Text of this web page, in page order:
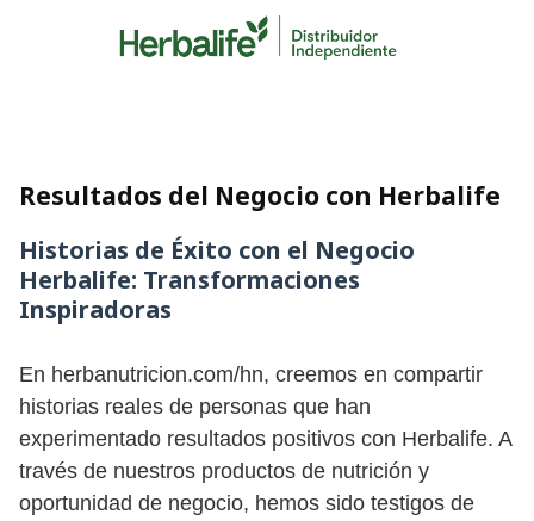
Resultados del Negocio con Herbalife
Historias de Éxito con el Negocio
Herbalife: Transformaciones
Inspiradoras
En herbanutricion.com/hn, creemos en compartir
historias reales de personas que han
experimentado resultados positivos con Herbalife. A
través de nuestros productos de nutrición y
oportunidad de negocio, hemos sido testigos de